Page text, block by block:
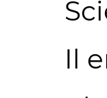
Il